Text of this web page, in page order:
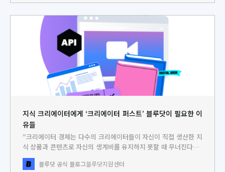
가 될 수 있습니다. 하지만
지식 크리에이터에게 ‘크리에이터 퍼스트’ 블루닷이 필요한 이
유들
″크리에이터 경제는 다수의 크리에이터들이 자신이 직접 생산한 지
식 상품과 콘텐츠로 자신의 생계비를 유지하지 못할 때 무너진다”크
리에이터 경제의 격언과도 같은 말입니다. 역사적으로 돌아봐도 크
리에이터 경제가 부침을 겪은 대부분의 경우는 크리에이터나 블로거
블루닷 공식 블로그블루닷지원센터